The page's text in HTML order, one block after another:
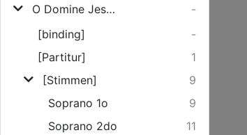
O Domine Jesu Christe
-
[binding]
-
[Partitur]
1
[Stimmen]
9
Soprano 1o
9
Soprano 2do
11